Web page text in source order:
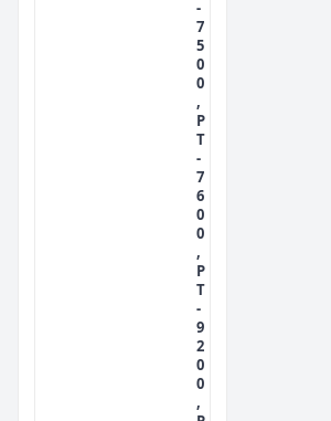
-
7
5
0
0
,
P
T
-
7
6
0
0
,
P
T
-
9
2
0
0
,